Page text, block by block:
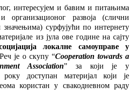
интересујем и бавим и питањима
и организационог развоја (слични
значењима) сурфујући по интернету
из јула ове године на сајту
локалне самоуправе у
је о скупу “Cooperation towards a
Association” за који је у
року доступан материјал који је
користан у свакодневном раду